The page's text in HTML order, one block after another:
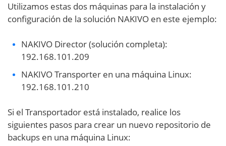
Utilizamos estas dos máquinas para la instalación y
configuración de la solución NAKIVO en este ejemplo:
NAKIVO Director (solución completa):
192.168.101.209
NAKIVO Transporter en una máquina Linux:
192.168.101.210
Si el Transportador está instalado, realice los
siguientes pasos para crear un nuevo repositorio de
backups en una máquina Linux: